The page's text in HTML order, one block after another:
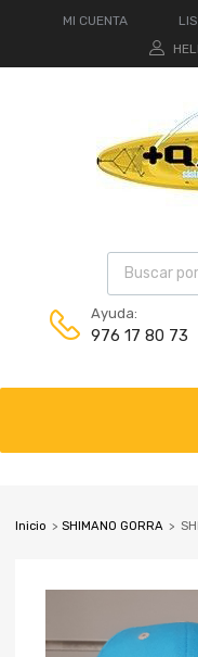
MI CUENTA
Ayuda:
976 17 80 73
Inicio > SHIMANO GORRA >